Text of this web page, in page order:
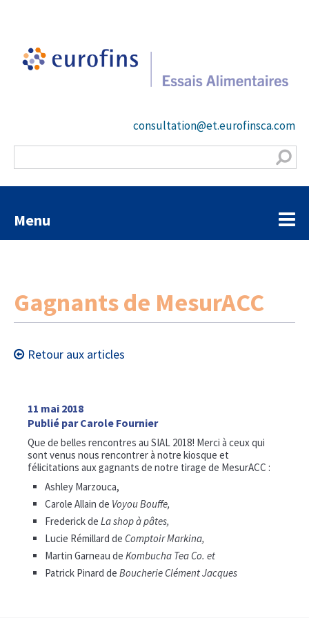
consultation@et.eurofinsca.com
Menu
Gagnants de MesurACC
Retour aux articles
11 mai 2018
Publié par Carole Fournier
Que de belles rencontres au SIAL 2018! Merci à ceux qui
sont venus nous rencontrer à notre kiosque et
félicitations aux gagnants de notre tirage de MesurACC :
Ashley Marzouca,
Carole Allain de Voyou Bouffe,
Frederick de La shop à pâtes,
Lucie Rémillard de Comptoir Markina,
Martin Garneau de Kombucha Tea Co. et
Patrick Pinard de Boucherie Clément Jacques